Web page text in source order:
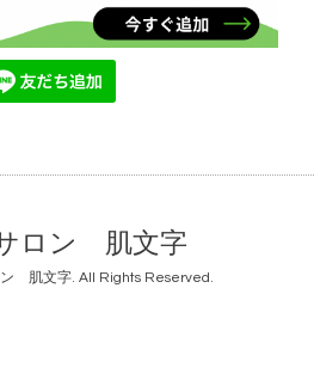
ロン 肌文字
ン 肌文字. All Rights Reserved.